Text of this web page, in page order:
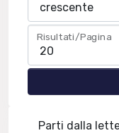
Risultati/Pagina
Parti dalla